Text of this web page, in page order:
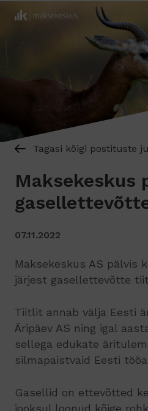
Tagasi kõigi postituste
Maksekeskus
07.11.2022
Maksekeskus AS pälvis
järjest gasellettevõtte
Tiitlit annab välja Eesti
Äripäev AS ning igal
sellega edukate
silmapaistvaid Eesti
Gasellid on ettevõtted
jooksul loonud kõige